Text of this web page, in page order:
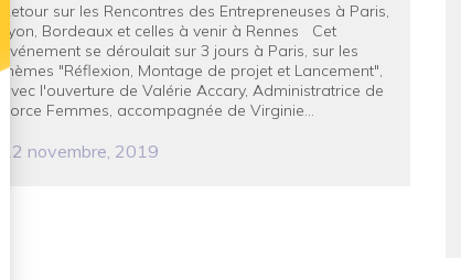
Retour sur les Rencontres des Entrepreneuses à Paris,
Lyon, Bordeaux et celles à venir à Rennes Cet
événement se déroulait sur 3 jours à Paris, sur les
thèmes "Réflexion, Montage de projet et Lancement",
avec l'ouverture de Valérie Accary, Administratrice de
Force Femmes, accompagnée de Virginie...
12 novembre, 2019